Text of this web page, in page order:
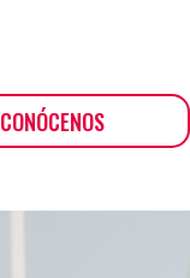
CONÓCENOS